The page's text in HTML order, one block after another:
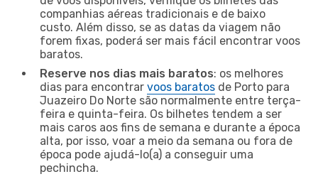
companhias aéreas tradicionais e de baixo
custo. Além disso, se as datas da viagem não
forem fixas, poderá ser mais fácil encontrar voos
baratos.
Reserve nos dias mais baratos: os melhores
dias para encontrar voos baratos de Porto para
Juazeiro Do Norte são normalmente entre terça-
feira e quinta-feira. Os bilhetes tendem a ser
mais caros aos fins de semana e durante a época
alta, por isso, voar a meio da semana ou fora de
época pode ajudá-lo(a) a conseguir uma
pechincha.